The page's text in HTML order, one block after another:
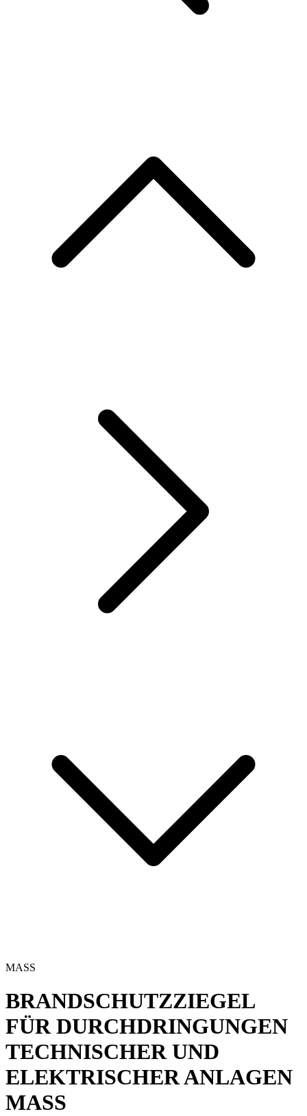
MASS
BRANDSCHUTZZIEGEL
FÜR DURCHDRINGUNGEN
TECHNISCHER UND
ELEKTRISCHER ANLAGEN
MASS